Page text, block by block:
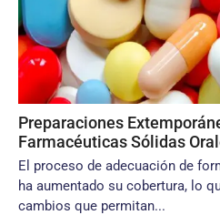
Preparaciones
Farmacéuticas Sólidas
El proceso de adecuación de
ha aumentado su cobertura, lo
cambios que permitan...